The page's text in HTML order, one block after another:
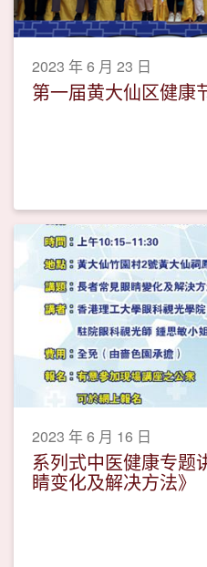
2023 年 6 月 23 日
第一届黄大仙区健康
2023 年 6 月 16 日
系列式中医健康专题
睛变化及解决方法》